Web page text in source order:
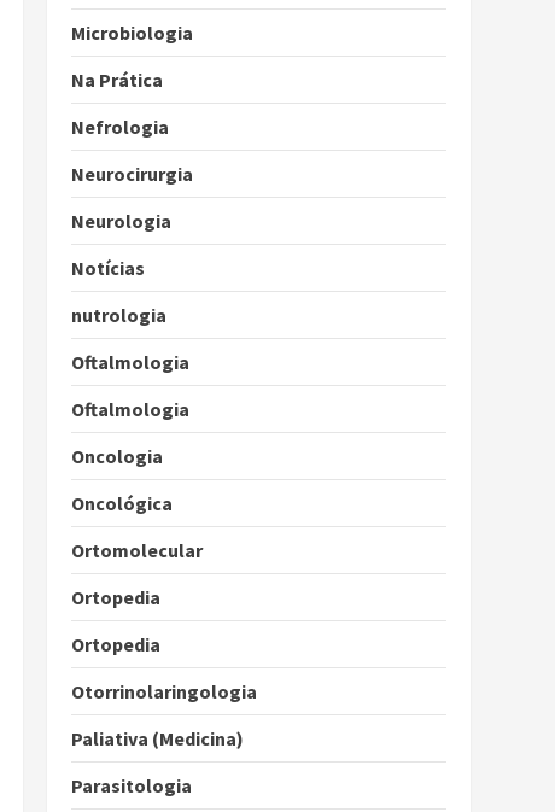
Microbiologia
Na Prática
Nefrologia
Neurocirurgia
Neurologia
Notícias
nutrologia
Oftalmologia
Oftalmologia
Oncologia
Oncológica
Ortomolecular
Ortopedia
Ortopedia
Otorrinolaringologia
Paliativa (Medicina)
Parasitologia